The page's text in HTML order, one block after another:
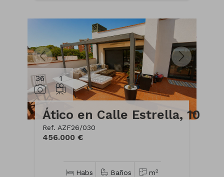
36 1
Ático en Calle Estrella, 10
Ref. AZF26/030
456.000 €
Habs Baños m2